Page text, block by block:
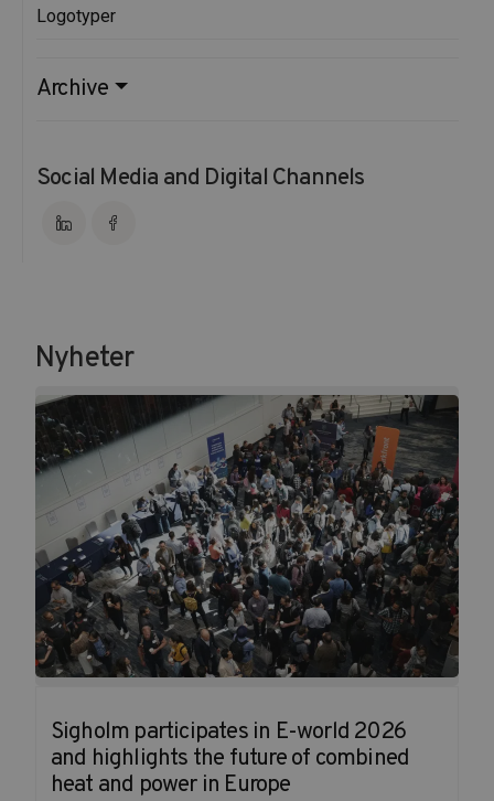
Nyheter
Sigholm participates in E-world 2026
and highlights the future of combined
heat and power in Europe
Logotyper
Archive
Social Media and Digital Channels